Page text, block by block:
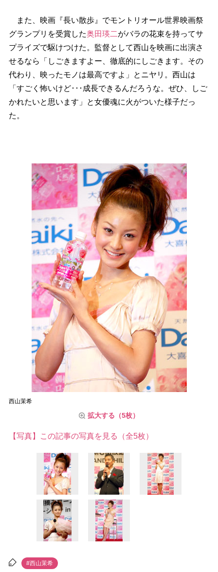
また、映画『長い散歩』でモントリオール世界映画祭
グランプリを受賞した奥田瑛二がバラの花束を持ってサ
プライズで駆けつけた。監督として西山を映画に出演さ
せるなら「しごきますよー、徹底的にしごきます。その
代わり、映ったモノは最高ですよ」とニヤリ。西山は
「すごく怖いけど･･･成長できるんだろうな。ぜひ、しご
かれたいと思います」と女優魂に火がついた様子だっ
た。
西山茉希
拡大する（5枚）
【写真】この記事の写真を見る（全5枚）
#西山茉希